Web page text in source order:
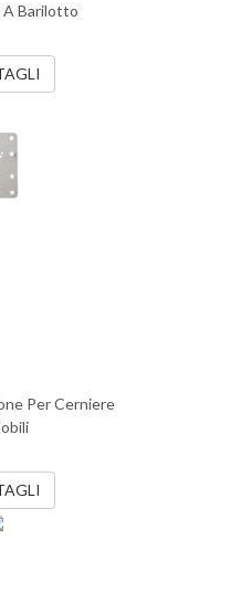
A Barilotto
Per Cerniere